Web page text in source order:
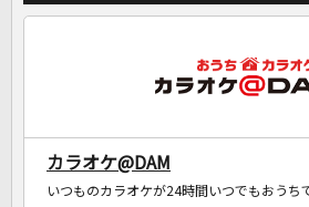
カラオケ@DAM
いつものカラオケが24時間いつでもおうち